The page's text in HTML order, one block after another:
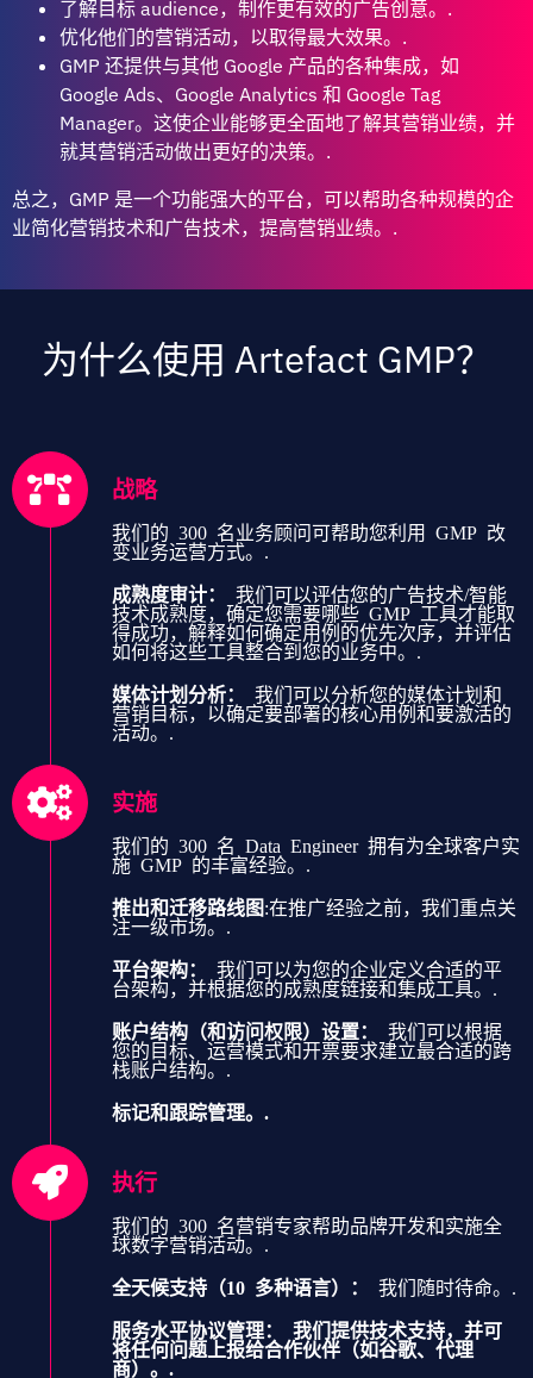
了解目标 audience，制作更有效的广告创意。.
优化他们的营销活动，以取得最大效果。.
GMP 还提供与其他 Google 产品的各种集成，如
Google Ads、Google Analytics 和 Google Tag
Manager。这使企业能够更全面地了解其营销业绩，并
就其营销活动做出更好的决策。.
总之，GMP 是一个功能强大的平台，可以帮助各种规模的企
业简化营销技术和广告技术，提高营销业绩。.
为什么使用 Artefact GMP？
战略
我们的 300 名业务顾问可帮助您利用 GMP 改
变业务运营方式。.
成熟度审计：
我们可以评估您的广告技术/智能
技术成熟度，确定您需要哪些 GMP 工具才能取
得成功，解释如何确定用例的优先次序，并评估
如何将这些工具整合到您的业务中。.
媒体计划分析：
我们可以分析您的媒体计划和
营销目标，以确定要部署的核心用例和要激活的
活动。.
实施
我们的 300 名 Data Engineer 拥有为全球客户实
施 GMP 的丰富经验。.
推出和迁移路线图:在推广经验之前，我们重点关
注一级市场。.
平台架构：
我们可以为您的企业定义合适的平
台架构，并根据您的成熟度链接和集成工具。.
账户结构（和访问权限）设置：
我们可以根据
您的目标、运营模式和开票要求建立最合适的跨
栈账户结构。.
标记和跟踪管理。.
执行
我们的 300 名营销专家帮助品牌开发和实施全
球数字营销活动。.
全天候支持（10 多种语言）： 我们随时待命。.
服务水平协议管理：我们提供技术支持，并可
将任何问题上报给合作伙伴（如谷歌、代理
商）。.